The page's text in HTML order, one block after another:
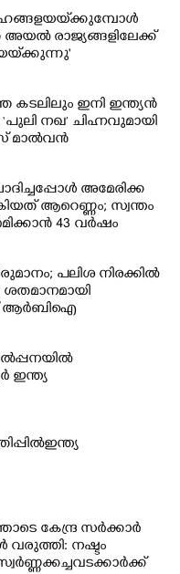
അയൽ രാജ്യങ്ങളിലേക്ക്
ഇനി ഇന്ത്യൻ
നഖ’ ചിഹ്നവുമായി
അമേരിക്ക
ആറെണ്ണം; സ്വന്തം
43 വർഷം
പലിശ നിരക്കിൽ
ശതമാനമായി
ആർബിഐ
ഇന്ത്യ
​ഇ​ന്ത്യ​
കേന്ദ്ര സർക്കാർ
വരുത്തി: നഷ്ടം
×